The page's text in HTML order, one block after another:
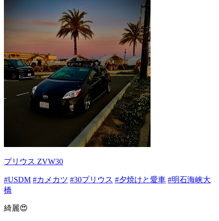
プリウス ZVW30
#USDM #カメカツ #30プリウス #夕焼けと愛車 #明石海峡大
橋
綺麗😍